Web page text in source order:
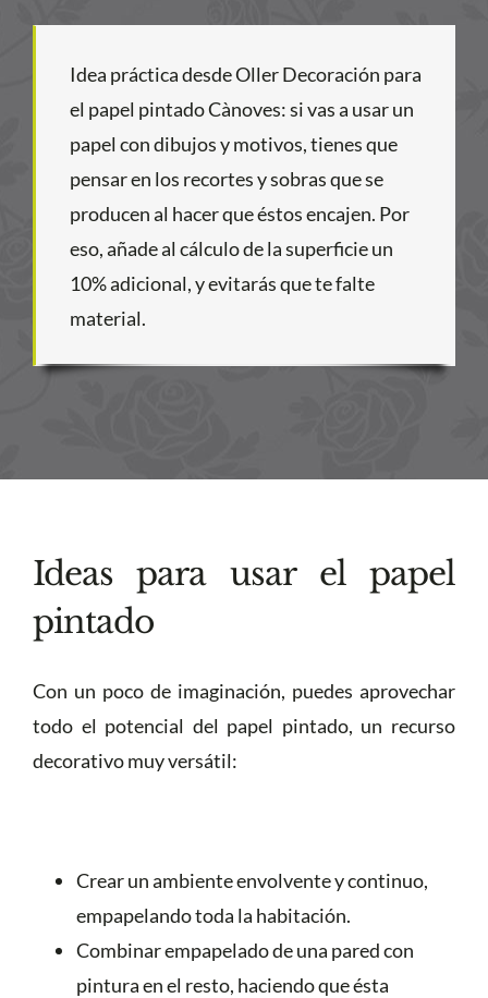
Idea práctica desde Oller Decoración para
el papel pintado Cànoves: si vas a usar un
papel con dibujos y motivos, tienes que
pensar en los recortes y sobras que se
producen al hacer que éstos encajen. Por
eso, añade al cálculo de la superficie un
10% adicional, y evitarás que te falte
material.
Ideas para usar el papel
pintado
Con un poco de imaginación, puedes aprovechar
todo el potencial del papel pintado, un recurso
decorativo muy versátil:
Crear un ambiente envolvente y continuo,
empapelando toda la habitación.
Combinar empapelado de una pared con
pintura en el resto, haciendo que ésta